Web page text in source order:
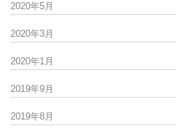
2020年5月
2020年3月
2020年1月
2019年9月
2019年8月